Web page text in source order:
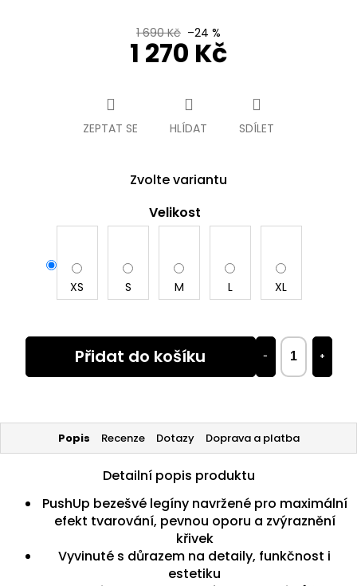
1 690 Kč –24 %
1 270 Kč
Zvolte variantu
Velikost
XS S M L XL
+
−
Přidat do košíku
ZEPTAT SE HLÍDAT SDÍLET
Popis Recenze Dotazy Doprava a platba
Detailní popis produktu
PushUp bezešvé legíny navržené pro maximální
efekt tvarování, pevnou oporu a zvýraznění
křivek
Vyvinuté s důrazem na detaily, funkčnost i
estetiku